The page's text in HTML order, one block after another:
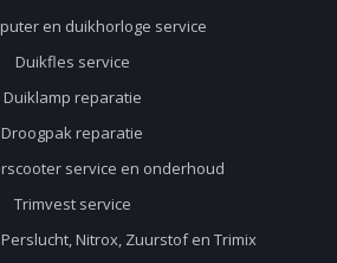
en duikhorloge service
Duikfles service
Duiklamp reparatie
Droogpak reparatie
service en onderhoud
Trimvest service
Nitrox, Zuurstof en Trimix